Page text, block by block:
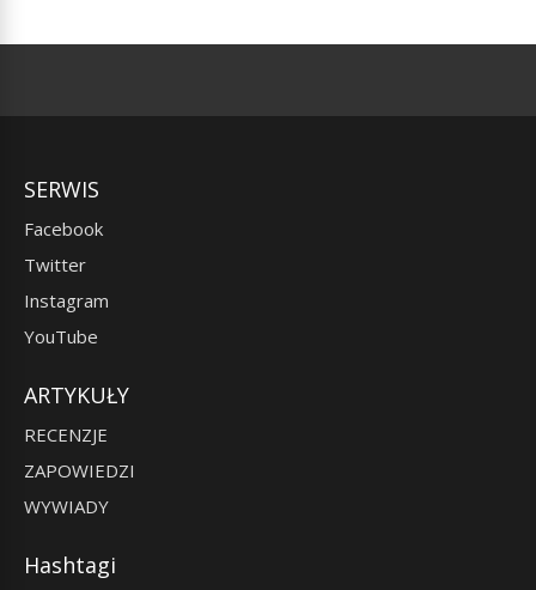
SERWIS
Facebook
Twitter
Instagram
YouTube
ARTYKUŁY
RECENZJE
ZAPOWIEDZI
WYWIADY
Hashtagi